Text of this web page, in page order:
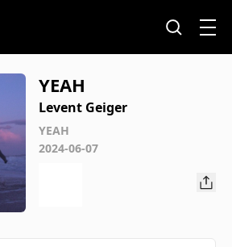
YEAH
Levent Geiger
YEAH
2024-06-07